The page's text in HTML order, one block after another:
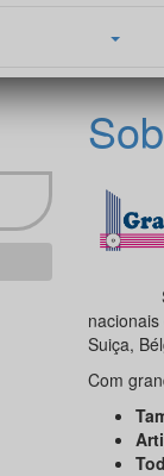
Sendo
Suiça,
Com